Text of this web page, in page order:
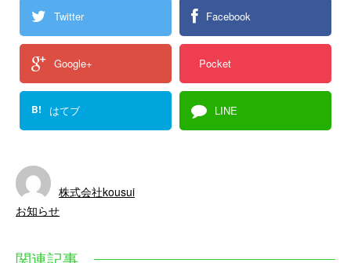
Twitter Facebook
Google+ Pocket
B! はてブ LINE
株式会社kousui
お知らせ